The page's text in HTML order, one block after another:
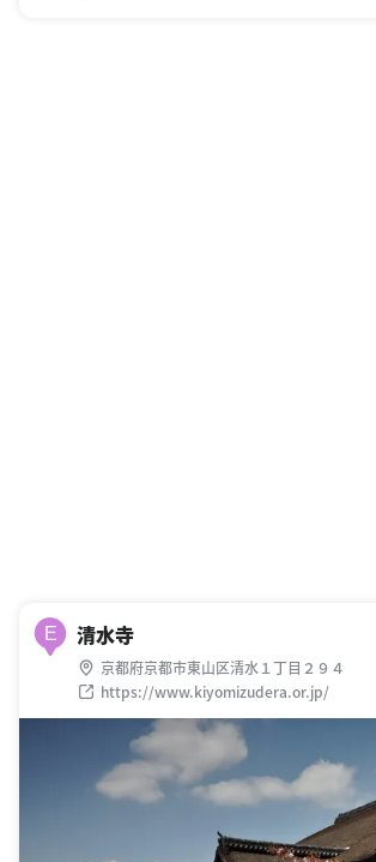
E 清水寺
京都府京都市東山区清水１丁目２９４
https://www.kiyomizudera.or.jp/